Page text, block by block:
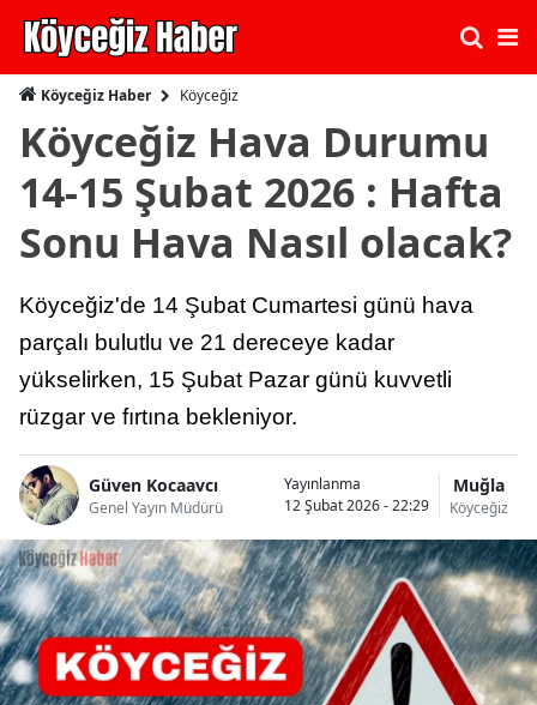
Köyceğiz Haber Köyceğiz
Köyceğiz Hava Durumu
14-15 Şubat 2026 : Hafta
Sonu Hava Nasıl olacak?
Köyceğiz'de 14 Şubat Cumartesi günü hava
parçalı bulutlu ve 21 dereceye kadar
yükselirken, 15 Şubat Pazar günü kuvvetli
rüzgar ve fırtına bekleniyor.
Güven Kocaavcı
Genel Yayın Müdürü
Yayınlanma
12 Şubat 2026 - 22:29
Muğla
Köyceğiz